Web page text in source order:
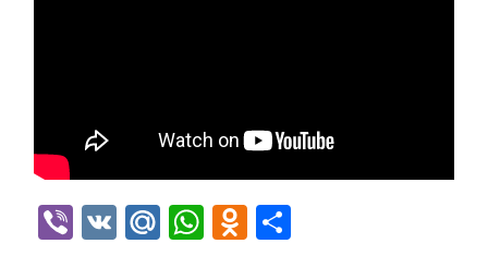
Viber
VK Mail.Ru
WhatsApp
Odnoklassniki